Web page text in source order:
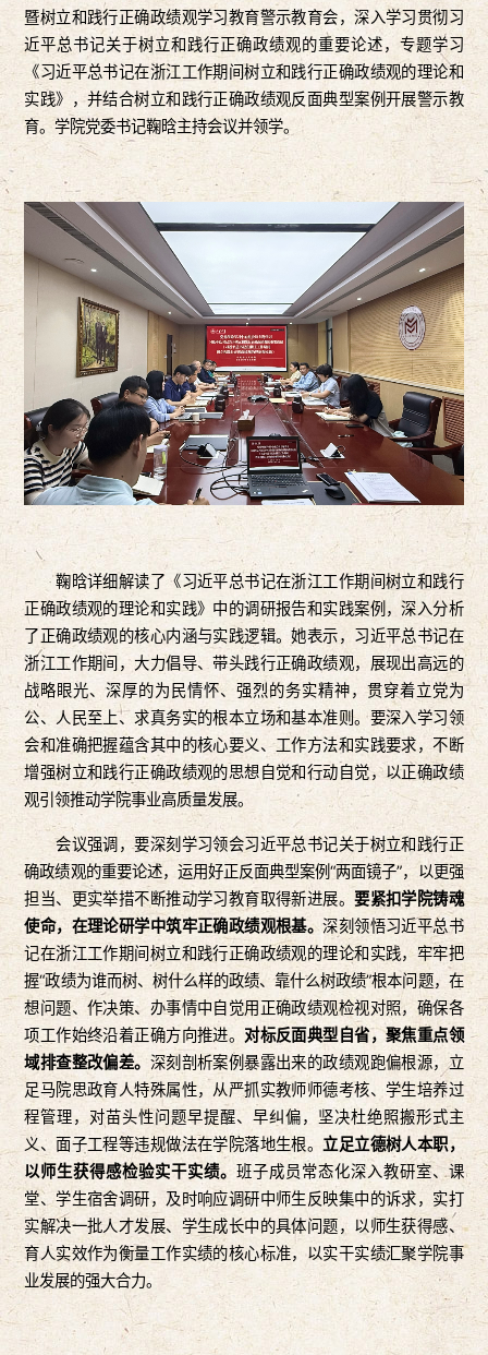
暨树立和践行正确政绩观学习教育警示教育会，深入学习贯彻习
近平总书记关于树立和践行正确政绩观的重要论述，专题学习
《习近平总书记在浙江工作期间树立和践行正确政绩观的理论和
实践》，并结合树立和践行正确政绩观反面典型案例开展警示教
育。学院党委书记鞠晗主持会议并领学。
鞠晗详细解读了《习近平总书记在浙江工作期间树立和践行
正确政绩观的理论和实践》中的调研报告和实践案例，深入分析
了正确政绩观的核心内涵与实践逻辑。她表示，习近平总书记在
浙江工作期间，大力倡导、带头践行正确政绩观，展现出高远的
战略眼光、深厚的为民情怀、强烈的务实精神，贯穿着立党为
公、人民至上、求真务实的根本立场和基本准则。要深入学习领
会和准确把握蕴含其中的核心要义、工作方法和实践要求，不断
增强树立和践行正确政绩观的思想自觉和行动自觉，以正确政绩
观引领推动学院事业高质量发展。
会议强调，要深刻学习领会习近平总书记关于树立和践行正
确政绩观的重要论述，运用好正反面典型案例“两面镜子”，以更强
担当、更实举措不断推动学习教育取得新进展。要紧扣学院铸魂
使命，在理论研学中筑牢正确政绩观根基。深刻领悟习近平总书
记在浙江工作期间树立和践行正确政绩观的理论和实践，牢牢把
握“政绩为谁而树、树什么样的政绩、靠什么树政绩”根本问题，在
想问题、作决策、办事情中自觉用正确政绩观检视对照，确保各
项工作始终沿着正确方向推进。 对标反面典型自省，聚焦重点领
域排查整改偏差。深刻剖析案例暴露出来的政绩观跑偏根源，立
足马院思政育人特殊属性，从严抓实教师师德考核、学生培养过
程管理，对苗头性问题早提醒、早纠偏，坚决杜绝照搬形式主
义、面子工程等违规做法在学院落地生根。 立足立德树人本职，
以师生获得感检验实干实绩。 班子成员常态化深入教研室、课
堂、学生宿舍调研，及时响应调研中师生反映集中的诉求，实打
实解决一批人才发展、学生成长中的具体问题，以师生获得感、
育人实效作为衡量工作实绩的核心标准，以实干实绩汇聚学院事
业发展的强大合力。